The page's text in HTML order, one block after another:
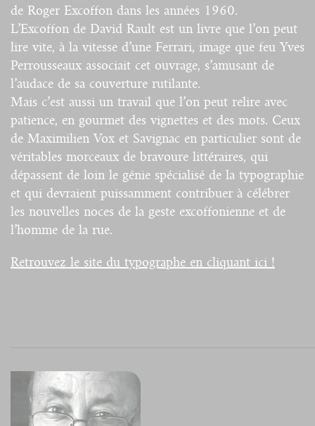
de Roger Excoffon dans les années 1960.
L’Excoffon de David Rault est un livre que l’on peut
lire vite, à la vitesse d’une Ferrari, image que feu Yves
Perrousseaux associait cet ouvrage, s’amusant de
l’audace de sa couverture rutilante.
Mais c’est aussi un travail que l’on peut relire avec
patience, en gourmet des vignettes et des mots. Ceux
de Maximilien Vox et Savignac en particulier sont de
véritables morceaux de bravoure littéraires, qui
dépassent de loin le génie spécialisé de la typographie
et qui devraient puissamment contribuer à célébrer
les nouvelles noces de la geste excoffonienne et de
l’homme de la rue.
Retrouvez le site du typographe en cliquant ici !